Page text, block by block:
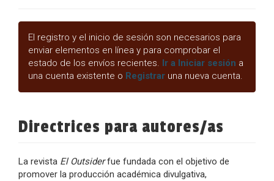
El registro y el inicio de sesión son necesarios para
enviar elementos en línea y para comprobar el
estado de los envíos recientes. Ir a Iniciar sesión a
una cuenta existente o Registrar una nueva cuenta.
Directrices para autores/as
La revista El Outsiderfue fundada con el objetivo de
promover la producción académica divulgativa,